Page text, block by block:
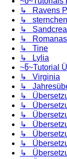
↳ Ravens
↳
↳
↳ Romanas
↳ Tine
↳ Lylia
~წ~Tutorial
↳ Virginia
↳
↳
↳
↳
↳
↳
↳
↳